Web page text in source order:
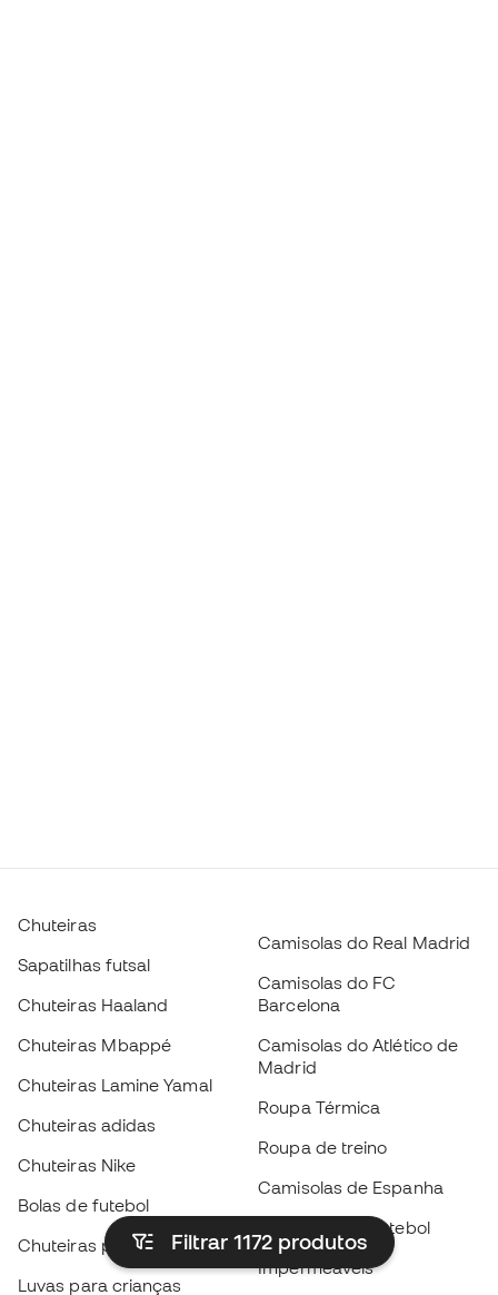
Filtrar 1172 produtos
Chuteiras
Sapatilhas futsal
Chuteiras Haaland
Chuteiras Mbappé
Chuteiras Lamine Yamal
Chuteiras adidas
Chuteiras Nike
Bolas de futebol
Chuteiras para crianças
Luvas para crianças
Camisolas do Real Madrid
Camisolas do FC
Barcelona
Camisolas do Atlético de
Madrid
Roupa Térmica
Roupa de treino
Camisolas de Espanha
Camisolas de futebol
Impermeáveis